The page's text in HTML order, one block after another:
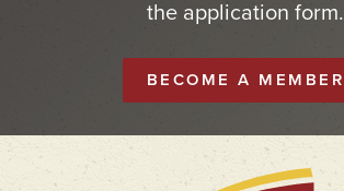
the application form.
BECOME A MEMBER